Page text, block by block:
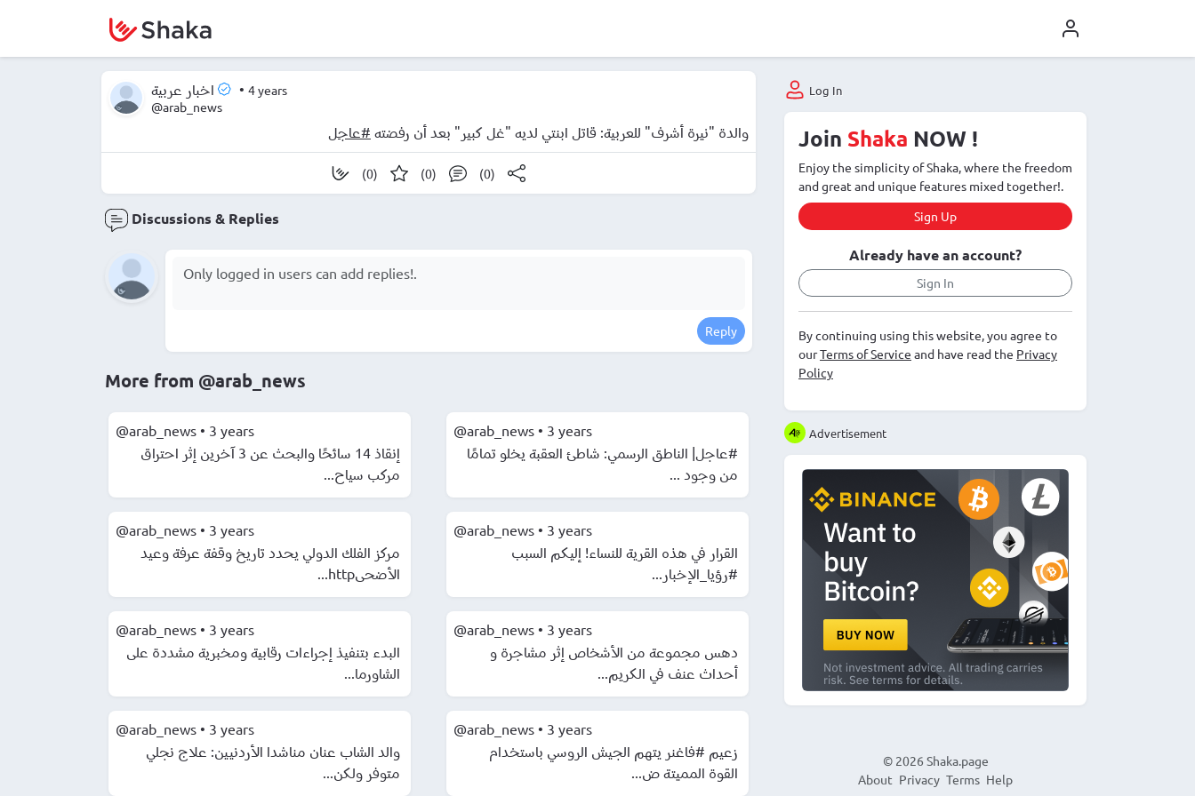
اخبار عربية • 4 years
@arab_news
والدة "نيرة أشرف" للعربية: قاتل ابنتي لديه "غل كبير" بعد أن رفضته #عاجل
(0) (0) (0)
Discussions & Replies
Reply
More from @arab_news
@arab_news • 3 years
إنقاذ 14 سائحًا والبحث عن 3 آخرين إثر احتراق
مركب سياح...
@arab_news • 3 years
#عاجل| الناطق الرسمي: شاطئ العقبة يخلو تمامًا
من وجود ...
@arab_news • 3 years
مركز الفلك الدولي يحدد تاريخ وقفة عرفة وعيد
الأضحىhttp...
@arab_news • 3 years
القرار في هذه القرية للنساء! إليكم السبب
#رؤيا_الإخبار...
@arab_news • 3 years
البدء بتنفيذ إجراءات رقابية ومخبرية مشددة على
الشاورما...
@arab_news • 3 years
دهس مجموعة من الأشخاص إثر مشاجرة و
أحداث عنف في الكريم...
@arab_news • 3 years
والد الشاب عنان مناشدا الأردنيين: علاج نجلي
متوفر ولكن...
@arab_news • 3 years
زعيم #فاغنر يتهم الجيش الروسي باستخدام
القوة المميتة ض...
Log In
Join Shaka NOW !
Enjoy the simplicity of Shaka, where the freedom
and great and unique features mixed together!.
Sign Up
Already have an account?
Sign In
By continuing using this website, you agree to
ourTerms of Service and have read the Privacy
Policy
Advertisement
© 2026 Shaka.page
About Privacy Terms Help